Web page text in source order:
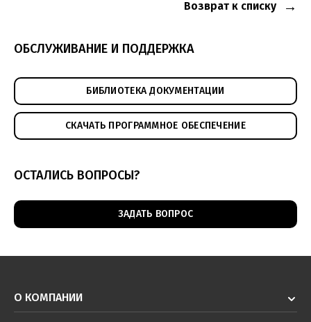
Возврат к списку
ОБСЛУЖИВАНИЕ И ПОДДЕРЖКА
БИБЛИОТЕКА ДОКУМЕНТАЦИИ
СКАЧАТЬ ПРОГРАММНОЕ ОБЕСПЕЧЕНИЕ
ОСТАЛИСЬ ВОПРОСЫ?
ЗАДАТЬ ВОПРОС
О КОМПАНИИ